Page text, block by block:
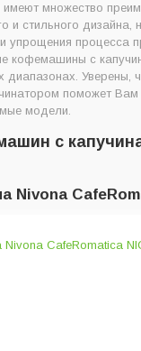
Nespresso
Lirika One Touch
кофемашину
множество
и стильного дизайна,
упрощения процесса
кофемашины с
диапазонах. Уверены,
поможет Вам
модели.
с
Nivona